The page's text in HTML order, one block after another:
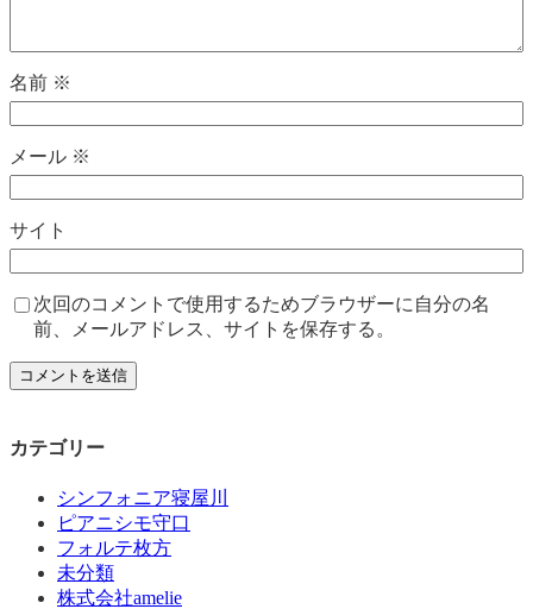
名前 ※
メール ※
サイト
次回のコメントで使用するためブラウザーに自分の名
前、メールアドレス、サイトを保存する。
カテゴリー
シンフォニア寝屋川
ピアニシモ守口
フォルテ枚方
未分類
株式会社amelie